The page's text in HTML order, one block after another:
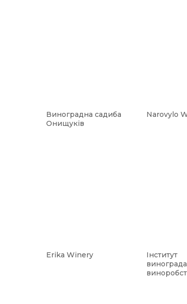
Виноградна садиба
Онищуків
Narovylo
Erika Winery
Інститут